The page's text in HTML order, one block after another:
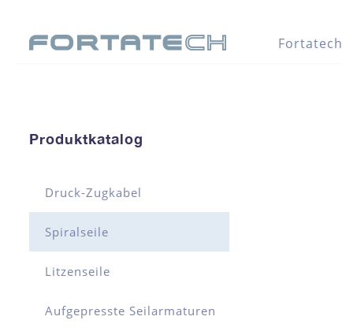
Fortatech
Produktkatalog
Druck-Zugkabel
Spiralseile
Litzenseile
Aufgepresste Seilarmaturen